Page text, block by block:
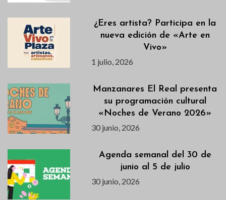
¿Eres artista? Participa en la
nueva edición de «Arte en
Vivo»
1 julio, 2026
Manzanares El Real presenta
su programación cultural
«Noches de Verano 2026»
30 junio, 2026
Agenda semanal del 30 de
junio al 5 de julio
30 junio, 2026